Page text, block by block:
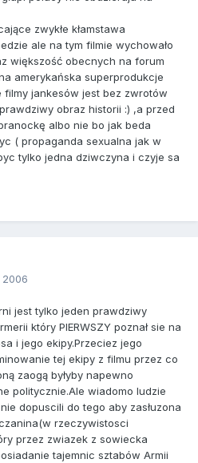
zwykłe kłamstawa
ale na tym filmie wychowało
większość obecnych na forum
amerykańska superprodukcje
jankesów jest bez zwrotów
obraz historii :) ,a przed
albo nie bo jak beda
( propaganda sexualna jak w
tylko jedna dziwczyna i czyje sa
jest tylko jeden prawdziwy
który PIERWSZY poznał sie na
i jego ekipy.Przeciez jego
tej ekipy z filmu przez co
zaogą byłyby napewno
politycznie.Ale wiadomo ludzie
dopuscili do tego aby zasłuzona
rzeczywistosci
przez zwiazek z sowiecka
tajemnic sztabów Armii